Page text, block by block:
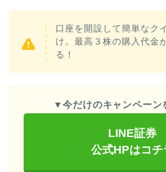
口座を開設して簡単なク
け。最高３株の購入代金
る！
▼今だけのキャンペーン
LINE証券
公式HPはコチ